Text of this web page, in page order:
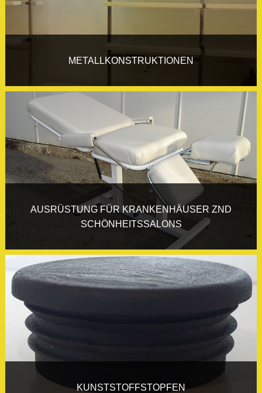
METALLKONSTRUKTIONEN
AUSRÜSTUNG FÜR KRANKENHÄUSER ZND
SCHÖNHEITSSALONS
KUNSTSTOFFSTOPFEN